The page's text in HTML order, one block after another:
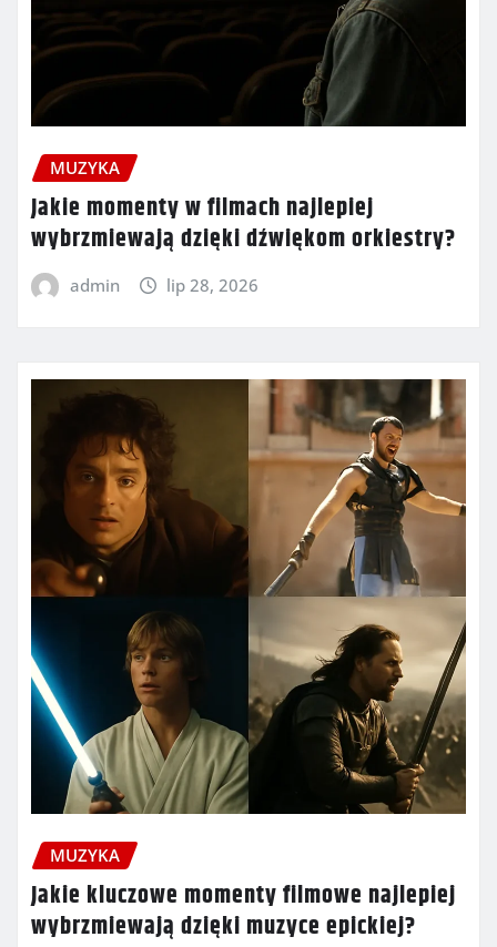
MUZYKA
Jakie momenty w filmach najlepiej
wybrzmiewają dzięki dźwiękom orkiestry?
admin lip 28, 2026
MUZYKA
Jakie kluczowe momenty filmowe najlepiej
wybrzmiewają dzięki muzyce epickiej?